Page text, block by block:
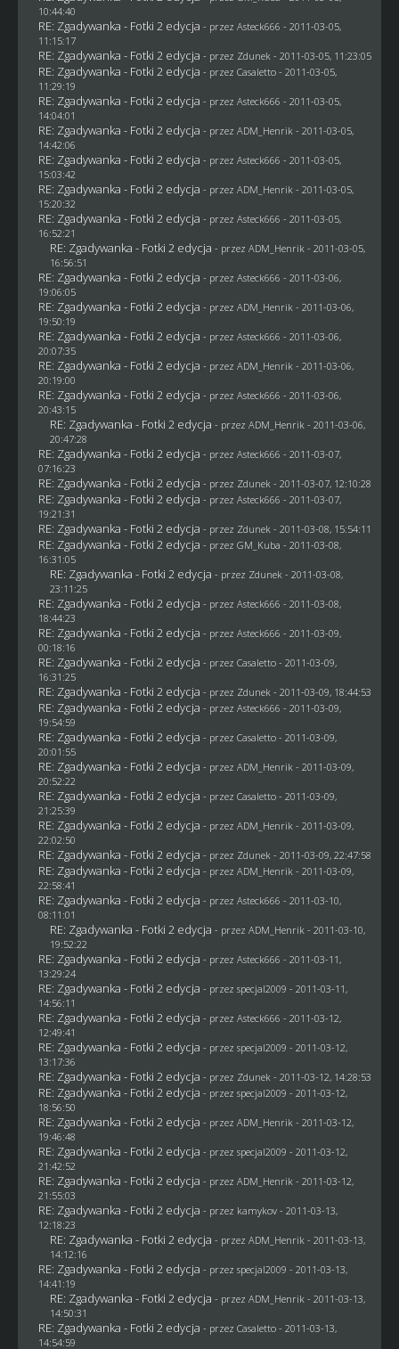
10:44:40
RE: Zgadywanka - Fotki 2 edycja - przez Asteck666 - 2011-03-05,
11:15:17
RE: Zgadywanka - Fotki 2 edycja - przez Zdunek - 2011-03-05, 11:23:05
RE: Zgadywanka - Fotki 2 edycja - przez Casaletto- 2011-03-05,
11:29:19
RE: Zgadywanka - Fotki 2 edycja - przez Asteck666 - 2011-03-05,
14:04:01
RE: Zgadywanka - Fotki 2 edycja - przez ADM_Henrik - 2011-03-05,
14:42:06
RE: Zgadywanka - Fotki 2 edycja - przez Asteck666 - 2011-03-05,
15:03:42
RE: Zgadywanka - Fotki 2 edycja - przez ADM_Henrik - 2011-03-05,
15:20:32
RE: Zgadywanka - Fotki 2 edycja - przez Asteck666 - 2011-03-05,
16:52:21
RE: Zgadywanka - Fotki 2 edycja - przez ADM_Henrik - 2011-03-05,
16:56:51
RE: Zgadywanka - Fotki 2 edycja - przez Asteck666 - 2011-03-06,
19:06:05
RE: Zgadywanka - Fotki 2 edycja - przez ADM_Henrik - 2011-03-06,
19:50:19
RE: Zgadywanka - Fotki 2 edycja - przez Asteck666 - 2011-03-06,
20:07:35
RE: Zgadywanka - Fotki 2 edycja - przez ADM_Henrik - 2011-03-06,
20:19:00
RE: Zgadywanka - Fotki 2 edycja - przez Asteck666 - 2011-03-06,
20:43:15
RE: Zgadywanka - Fotki 2 edycja - przez ADM_Henrik - 2011-03-06,
20:47:28
RE: Zgadywanka - Fotki 2 edycja - przez Asteck666 - 2011-03-07,
07:16:23
RE: Zgadywanka - Fotki 2 edycja - przez Zdunek - 2011-03-07, 12:10:28
RE: Zgadywanka - Fotki 2 edycja - przez Asteck666 - 2011-03-07,
19:21:31
RE: Zgadywanka - Fotki 2 edycja - przez Zdunek - 2011-03-08, 15:54:11
RE: Zgadywanka - Fotki 2 edycja - przez GM_Kuba - 2011-03-08,
16:31:05
RE: Zgadywanka - Fotki 2 edycja - przez Zdunek - 2011-03-08,
23:11:25
RE: Zgadywanka - Fotki 2 edycja - przez Asteck666 - 2011-03-08,
18:44:23
RE: Zgadywanka - Fotki 2 edycja - przez Asteck666 - 2011-03-09,
00:18:16
RE: Zgadywanka - Fotki 2 edycja - przez Casaletto- 2011-03-09,
16:31:25
RE: Zgadywanka - Fotki 2 edycja - przez Zdunek - 2011-03-09, 18:44:53
RE: Zgadywanka - Fotki 2 edycja - przez Asteck666 - 2011-03-09,
19:54:59
RE: Zgadywanka - Fotki 2 edycja - przez Casaletto- 2011-03-09,
20:01:55
RE: Zgadywanka - Fotki 2 edycja - przez ADM_Henrik - 2011-03-09,
20:52:22
RE: Zgadywanka - Fotki 2 edycja - przez Casaletto- 2011-03-09,
21:25:39
RE: Zgadywanka - Fotki 2 edycja - przez ADM_Henrik - 2011-03-09,
22:02:50
RE: Zgadywanka - Fotki 2 edycja - przez Zdunek - 2011-03-09, 22:47:58
RE: Zgadywanka - Fotki 2 edycja - przez ADM_Henrik - 2011-03-09,
22:58:41
RE: Zgadywanka - Fotki 2 edycja - przez Asteck666 - 2011-03-10,
08:11:01
RE: Zgadywanka - Fotki 2 edycja - przez ADM_Henrik - 2011-03-10,
19:52:22
RE: Zgadywanka - Fotki 2 edycja - przez Asteck666 - 2011-03-11,
13:29:24
RE: Zgadywanka - Fotki 2 edycja - przez specjal2009 - 2011-03-11,
14:56:11
RE: Zgadywanka - Fotki 2 edycja - przez Asteck666 - 2011-03-12,
12:49:41
RE: Zgadywanka - Fotki 2 edycja - przez specjal2009 - 2011-03-12,
13:17:36
RE: Zgadywanka - Fotki 2 edycja - przez Zdunek - 2011-03-12, 14:28:53
RE: Zgadywanka - Fotki 2 edycja - przez specjal2009 - 2011-03-12,
18:56:50
RE: Zgadywanka - Fotki 2 edycja - przez ADM_Henrik - 2011-03-12,
19:46:48
RE: Zgadywanka - Fotki 2 edycja - przez specjal2009 - 2011-03-12,
21:42:52
RE: Zgadywanka - Fotki 2 edycja - przez ADM_Henrik - 2011-03-12,
21:55:03
RE: Zgadywanka - Fotki 2 edycja - przez kamykov- 2011-03-13,
12:18:23
RE: Zgadywanka - Fotki 2 edycja - przez ADM_Henrik - 2011-03-13,
14:12:16
RE: Zgadywanka - Fotki 2 edycja - przez specjal2009 - 2011-03-13,
14:41:19
RE: Zgadywanka - Fotki 2 edycja - przez ADM_Henrik - 2011-03-13,
14:50:31
RE: Zgadywanka - Fotki 2 edycja - przez Casaletto- 2011-03-13,
14:54:59